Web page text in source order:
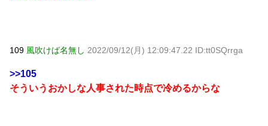
109 風吹けば名無し 2022/09/12(月) 12:09:47.22 ID:tt0SQrrga
>>105
そういうおかしな人事された時点で冷めるからな